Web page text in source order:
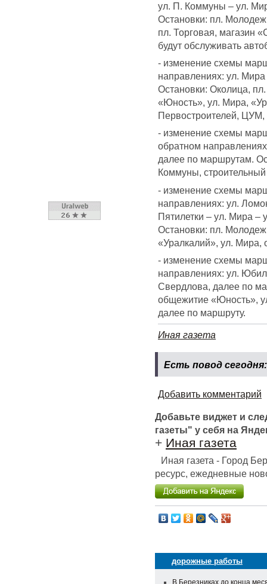
ул. П. Коммуны – ул.
Остановки: пл.
пл. Торговая, магазин
будут обслуживать
- изменение схемы
направлениях: ул.
Остановки: Околица,
«Юность», ул. Мира,
Первостроителей,
- изменение схемы
обратном
далее по маршрутам.
Коммуны,
- изменение схемы
направлениях: ул.
Пятилетки – ул. Мира –
Остановки: пл.
«Уралкалий», ул.
- изменение схемы
направлениях: ул.
Свердлова, далее по
общежитие «Юность»,
далее по маршруту.
Иная газета
Есть повод
Добавить комментарий
Добавьте виджет и
газеты" у себя на
+ Иная газета
Иная газета - Город
ресурс, ежедневные
дорожные работы